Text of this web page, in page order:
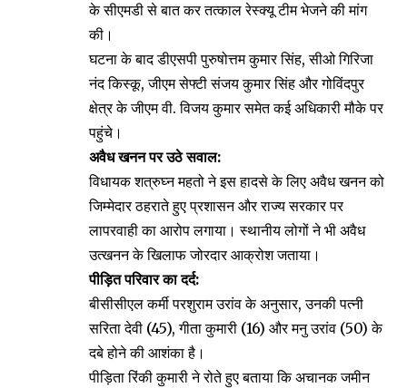
के सीएमडी से बात कर तत्काल रेस्क्यू टीम भेजने की मांग
की।
घटना के बाद डीएसपी पुरुषोत्तम कुमार सिंह, सीओ गिरिजा
नंद किस्कू, जीएम सेफ्टी संजय कुमार सिंह और गोविंदपुर
क्षेत्र के जीएम वी. विजय कुमार समेत कई अधिकारी मौके पर
पहुंचे।
अवैध खनन पर उठे सवाल:
विधायक शत्रुघ्न महतो ने इस हादसे के लिए अवैध खनन को
जिम्मेदार ठहराते हुए प्रशासन और राज्य सरकार पर
लापरवाही का आरोप लगाया। स्थानीय लोगों ने भी अवैध
उत्खनन के खिलाफ जोरदार आक्रोश जताया।
पीड़ित परिवार का दर्द:
बीसीसीएल कर्मी परशुराम उरांव के अनुसार, उनकी पत्नी
सरिता देवी (45), गीता कुमारी (16) और मनु उरांव (50) के
दबे होने की आशंका है।
पीड़िता रिंकी कुमारी ने रोते हुए बताया कि अचानक जमीन